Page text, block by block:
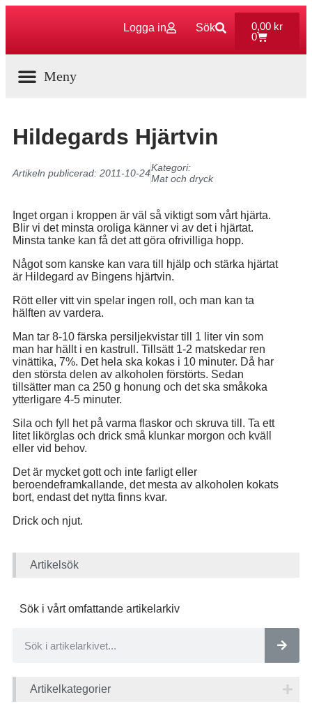
Logga in Sök 0,00 kr
0
Hildegards Hjärtvin
Artikeln publicerad: 2011-10-24Kategori:
Mat och dryck
Inget organ i kroppen är väl så viktigt som vårt hjärta.
Blir vi det minsta oroliga känner vi av det i hjärtat.
Minsta tanke kan få det att göra ofrivilliga hopp.
Något som kanske kan vara till hjälp och stärka hjärtat
är Hildegard av Bingens hjärtvin.
Rött eller vitt vin spelar ingen roll, och man kan ta
hälften av vardera.
Man tar 8-10 färska persiljekvistar till 1 liter vin som
man har hällt i en kastrull. Tillsätt 1-2 matskedar ren
vinättika, 7%. Det hela ska kokas i 10 minuter. Då har
den största delen av alkoholen förstörts. Sedan
tillsätter man ca 250 g honung och det ska småkoka
ytterligare 4-5 minuter.
Sila och fyll het på varma flaskor och skruva till. Ta ett
litet likörglas och drick små klunkar morgon och kväll
eller vid behov.
Det är mycket gott och inte farligt eller
beroendeframkallande, det mesta av alkoholen kokats
bort, endast det nytta finns kvar.
Drick och njut.
Artikelsök
Sök i vårt omfattande artikelarkiv
Artikelkategorier